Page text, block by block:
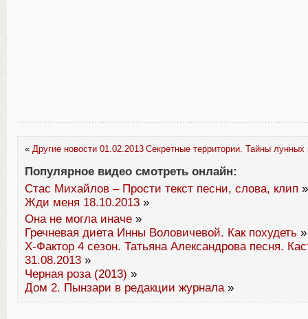
« Другие новости 01.02.2013 Секретные территории. Тайны
Популярное видео смотреть онлайн:
Стас Михайлов – Прости текст песни, слова, клип »
Жди меня 18.10.2013 »
Она не могла иначе »
Гречневая диета Инны Воловичевой. Как похудеть »
Х-Фактор 4 сезон. Татьяна Александрова песня.
31.08.2013 »
Черная роза (2013) »
Дом 2. Пынзари в редакции журнала»